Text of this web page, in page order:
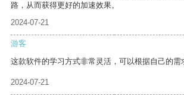
路，从而获得更好的加速效果。
2024-07-21
游客
这款软件的学习方式非常灵活，可以根据自己的需
2024-07-21